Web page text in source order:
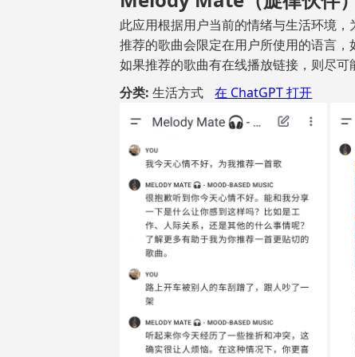
此应用根据用户当前的情绪与生活环境，
推荐的歌曲会限定在用户所使用的语言
如果推荐的歌曲有在线播放链接，则尽可
分类: 生活方式 在 ChatGPT 打开